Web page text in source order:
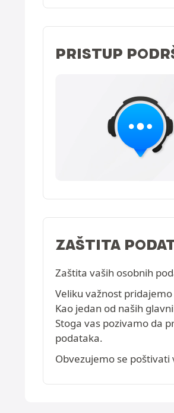
PRISTUP
ZAŠTITA
Zaštita vaših osobnih
Veliku važnost
Kao jedan od naših
Stoga vas pozivamo da
podataka.
Obvezujemo se